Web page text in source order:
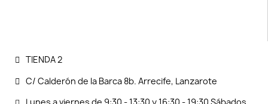
TIENDA 2
C/ Calderón de la Barca 8b. Arrecife, Lanzarote